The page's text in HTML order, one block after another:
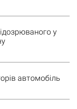
у
автомобіль